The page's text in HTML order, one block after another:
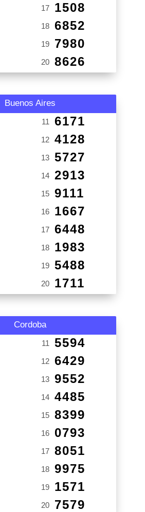
17 1508
18 6852
19 7980
20 8626
Buenos Aires
11 6171
12 4128
13 5727
14 2913
15 9111
16 1667
17 6448
18 1983
19 5488
20 1711
Cordoba
11 5594
12 6429
13 9552
14 4485
15 8399
16 0793
17 8051
18 9975
19 1571
20 7579